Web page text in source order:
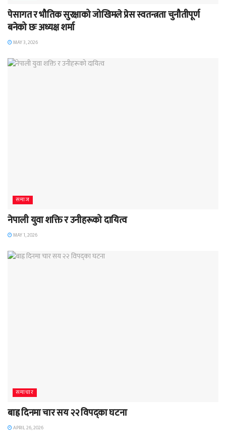
पेसागत र भौतिक सुरक्षाको जोखिमले प्रेस स्वतन्त्रता चुनौतीपूर्ण
बनेको छः अध्यक्ष शर्मा
MAY 3, 2026
समाज
नेपाली युवा शक्ति र उनीहरूको दायित्व
MAY 1, 2026
समाचार
बाह्र दिनमा चार सय २२ विपद्का घटना
APRIL 26, 2026